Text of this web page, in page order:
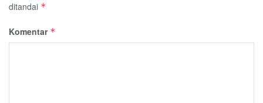
ditandai *
Komentar *